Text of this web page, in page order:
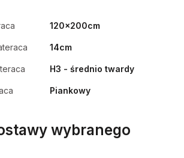
120x200cm
14cm
H3 - średnio twardy
Piankowy
wybranego